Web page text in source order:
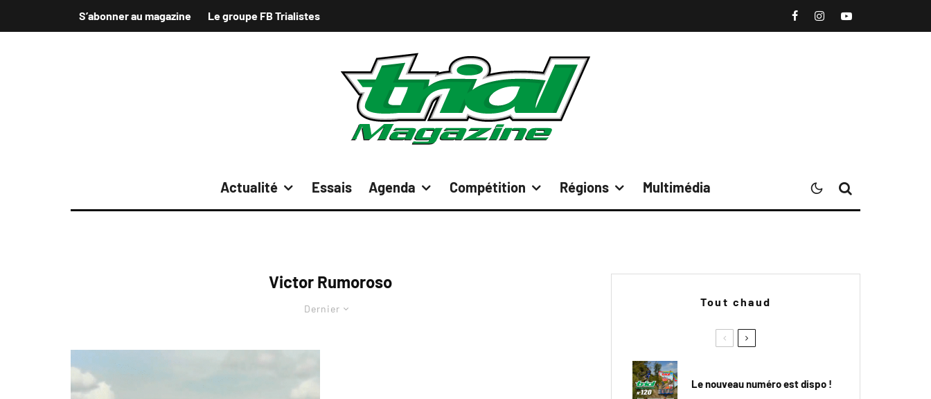
S’abonner au magazine Le groupe FB Trialistes
Actualité Essais Agenda Compétition Régions Multimédia
Victor Rumoroso
Dernier
Tout chaud
Le nouveau numéro est dispo !